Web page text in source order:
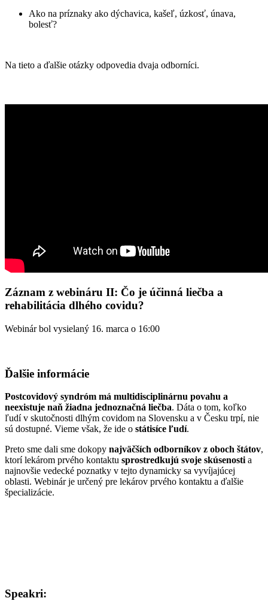
Ako na príznaky ako dýchavica, kašeľ, úzkosť, únava,
bolesť?
Na tieto a ďalšie otázky odpovedia dvaja odborníci.
Záznam z webináru II: Čo je účinná liečba a
rehabilitácia dlhého covidu?
Webinár bol vysielaný 16. marca o 16:00
Ďalšie informácie
Postcovidový syndróm má multidisciplinárnu povahu a
neexistuje naň žiadna jednoznačná liečba. Dáta o tom, koľko
ľudí v skutočnosti dlhým covidom na Slovensku a v Česku trpí, nie
sú dostupné. Vieme však, že ide o státisíce ľudí.
Preto sme dali sme dokopy najväčších odborníkov z oboch štátov,
ktorí lekárom prvého kontaktu sprostredkujú svoje skúsenostia
najnovšie vedecké poznatky v tejto dynamicky sa vyvíjajúcej
oblasti. Webinár je určený pre lekárov prvého kontaktu a ďalšie
špecializácie.
Speakri: